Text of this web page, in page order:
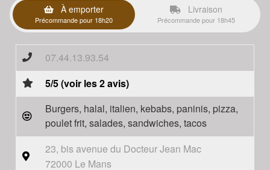
À emporter
Précommande pour 18h20
Livraison
Précommande pour 18h45
07.44.13.93.54
5/5 (voir les 2 avis)
Burgers, halal, italien, kebabs, paninis, pizza,
poulet frit, salades, sandwiches, tacos
23, bis avenue du Docteur Jean Mac
72000 Le Mans